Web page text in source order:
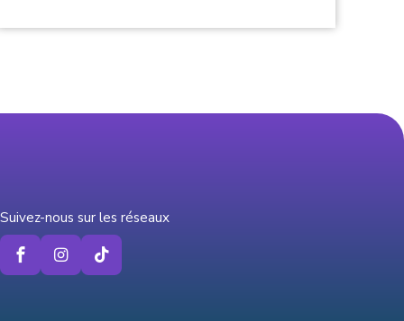
Suivez-nous sur les réseaux